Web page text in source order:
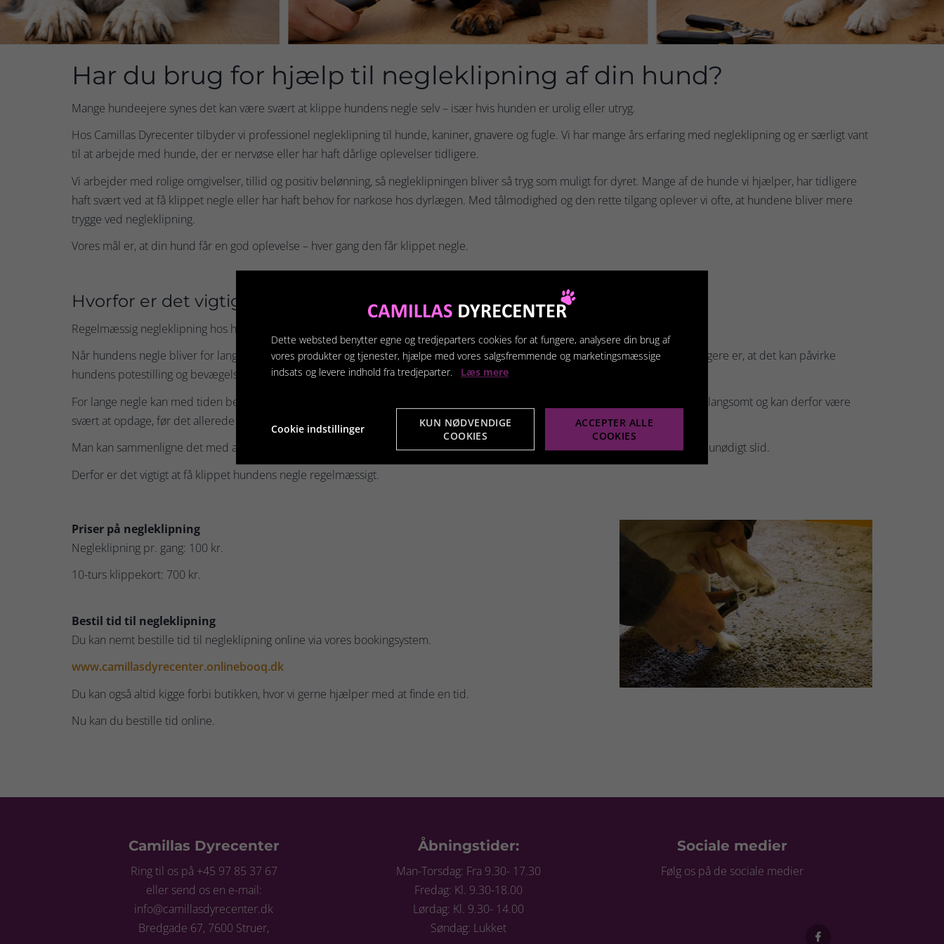
Har du brug for hjælp til negleklipning af din hund?
Mange hundeejere synes det kan være svært at klippe hundens negle selv – især hvis hunden er urolig eller utryg.
Hos Camillas Dyrecenter tilbyder vi professionel negleklipning til hunde, kaniner, gnavere og fugle. Vi har mange års erfaring med negleklipning og er særligt vant
til at arbejde med hunde, der er nervøse eller har haft dårlige oplevelser tidligere.
Vi arbejder med rolige omgivelser, tillid og positiv belønning, så negleklipningen bliver så tryg som muligt for dyret. Mange af de hunde vi hjælper, har tidligere
haft svært ved at få klippet negle eller har haft behov for narkose hos dyrlægen. Med tålmodighed og den rette tilgang oplever vi ofte, at hundene bliver mere
trygge ved negleklipning.
Vores mål er, at din hund får en god oplevelse – hver gang den får klippet negle.
Hvorfor er det vigtigt at klippe hundens negle?
Regelmæssig negleklipning hos hunde er vigtig for både komfort og sundhed.
Når hundens negle bliver for lange, kan de ramme gulvet, når hunden går. Det kan give den velkendte klik-lyd på gulve, men vigtigere er, at det kan påvirke
hundens potestilling og bevægelse.
For lange negle kan med tiden belaste led, knogler og sener, hvilket kan føre til smerter eller skader. Problemet udvikler sig ofte langsomt og kan derfor være
svært at opdage, før det allerede påvirker hundens bevægelser.
Man kan sammenligne det med at køre bil med for lidt luft i et dæk. Det fungerer måske i starten, men på længere sigt giver det unødigt slid.
Derfor er det vigtigt at få klippet hundens negle regelmæssigt.
Priser på negleklipning
Negleklipning pr. gang: 100 kr.
10-turs klippekort: 700 kr.
Bestil tid til negleklipning
Du kan nemt bestille tid til negleklipning online via vores bookingsystem.
www.camillasdyrecenter.onlinebooq.dk
Du kan også altid kigge forbi butikken, hvor vi gerne hjælper med at finde en tid.
Nu kan du bestille tid online.
Camillas Dyrecenter
Ring til os på +45 97 85 37 67
eller send os en e-mail:
info@camillasdyrecenter.dk
Bredgade 67, 7600 Struer,
Åbningstider:
Man-Torsdag: Fra 9.30- 17.30
Fredag: Kl. 9.30-18.00
Lørdag: Kl. 9.30- 14.00
Søndag: Lukket
Sociale medier
Følg os på de sociale medier
Dette websted benytter egne og tredjeparters cookies for at fungere, analysere din brug af
vores produkter og tjenester, hjælpe med vores salgsfremmende og marketingsmæssige
indsats og levere indhold fra tredjeparter. Læs mere
Cookie indstillinger
KUN NØDVENDIGE
COOKIES
ACCEPTER ALLE
COOKIES